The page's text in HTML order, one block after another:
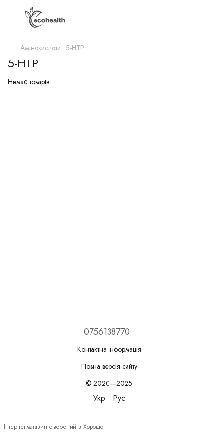
Амінокислоти 5-HTP
5-HTP
Немає товарів
0756138770
Контактна інформація
Повна версія сайту
© 2020—2025
Укр Рус
Інтернет-магазин створений з Хорошоп